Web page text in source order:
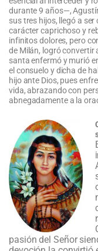
durante 9 años—,
sus tres hijos, llegó a ser
carácter caprichoso y
infinitos dolores, pero
de Milán, logró convertir
santa enfermó y murió
el consuelo y dicha de
hijo ante Dios, pues
vida, abrazando con
abnegadamente a la
pasión del Señor